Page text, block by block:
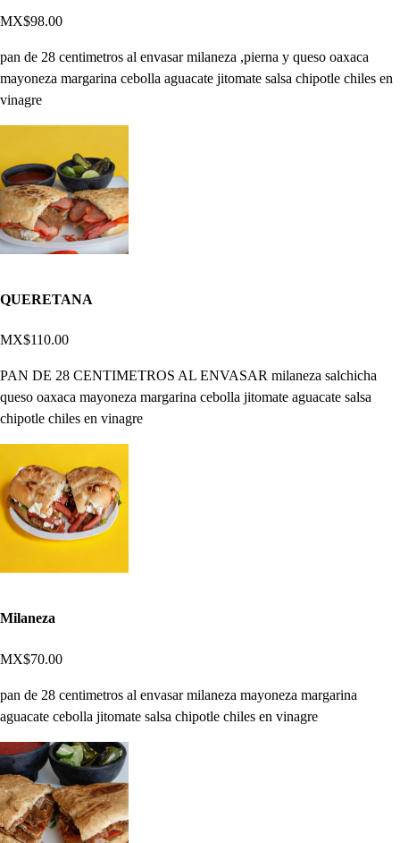
MX$98.00
pan de 28 centimetros al envasar milaneza ,pierna y queso oaxaca
mayoneza margarina cebolla aguacate jitomate salsa chipotle chiles en
vinagre
QUERETANA
MX$110.00
PAN DE 28 CENTIMETROS AL ENVASAR milaneza salchicha
queso oaxaca mayoneza margarina cebolla jitomate aguacate salsa
chipotle chiles en vinagre
Milaneza
MX$70.00
pan de 28 centimetros al envasar milaneza mayoneza margarina
aguacate cebolla jitomate salsa chipotle chiles en vinagre